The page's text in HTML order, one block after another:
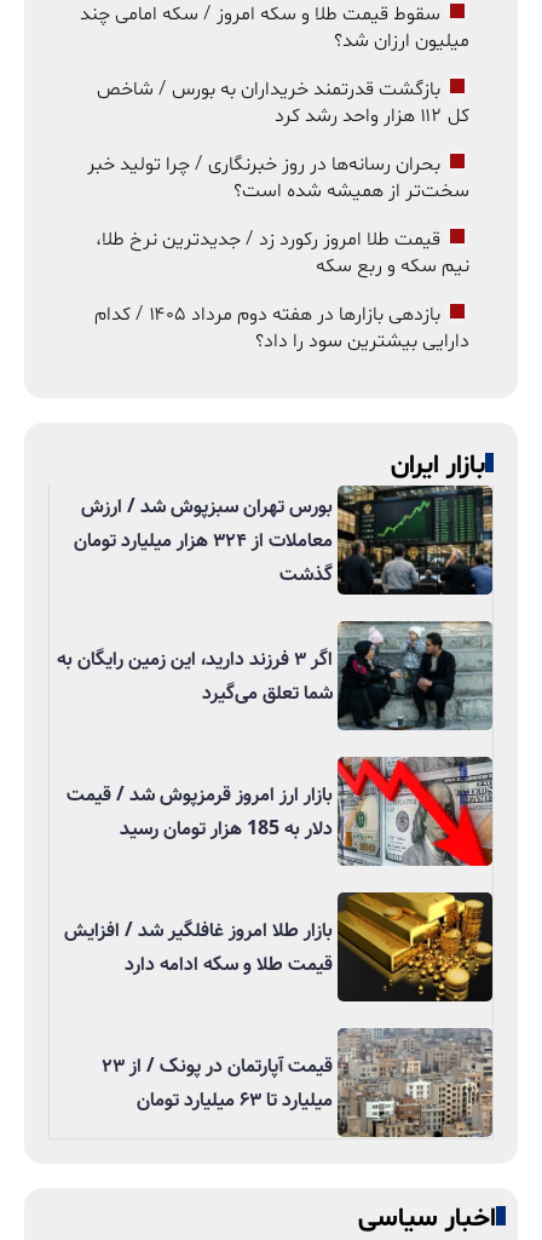
سقوط قیمت طلا و سکه امروز / سکه امامی چند
میلیون ارزان شد؟
بازگشت قدرتمند خریداران به بورس / شاخص
کل ۱۱۲ هزار واحد رشد کرد
بحران رسانه‌ها در روز خبرنگاری / چرا تولید خبر
سخت‌تر از همیشه شده است؟
قیمت طلا امروز رکورد زد / جدیدترین نرخ طلا،
نیم سکه و ربع سکه
بازدهی بازارها در هفته دوم مرداد ۱۴۰۵ / کدام
دارایی بیشترین سود را داد؟
بازار ایران
بورس تهران سبزپوش شد / ارزش
معاملات از ۳۲۴ هزار میلیارد تومان
گذشت
اگر ۳ فرزند دارید، این زمین رایگان به
شما تعلق می‌گیرد
بازار ارز امروز قرمزپوش شد / قیمت
دلار به 185 هزار تومان رسید
بازار طلا امروز غافلگیر شد / افزایش
قیمت طلا و سکه ادامه دارد
قیمت آپارتمان در پونک / از ۲۳
میلیارد تا ۶۳ میلیارد تومان
اخبار سیاسی